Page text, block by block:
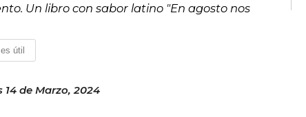
Un libro con sabor latino "En agosto nos
útil
14 de Marzo, 2024